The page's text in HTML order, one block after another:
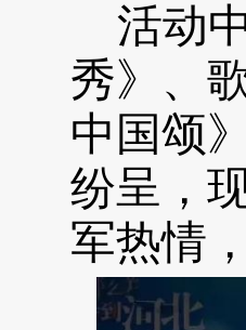
活动
秀》、
中国颂
纷呈，
军热情